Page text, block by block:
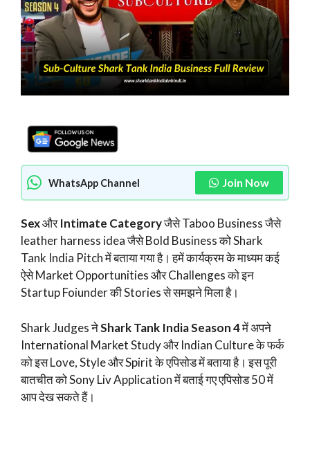
WhatsApp Channel Join Now
SexऔरIntimate Categoryजैसे Taboo Business जैसे
leather harness idea जैसे Bold Business को Shark
Tank India Pitch में बताया गया है। हमें कार्यक्रम के माध्यम कई
ऐसे Market Opportunities और Challenges को इन
Startup Foiunder की Stories से समझने मिला है।
Shark Judges नेShark Tank India Season 4में अपने
International Market Study और Indian Culture के फर्क
को इस Love, Style और Spirit के एपिसोड में बताया है। इस पूरी
बातचीत को Sony Liv Application में बताई गए एपिसोड 50 में
आप देख सकते हैं।